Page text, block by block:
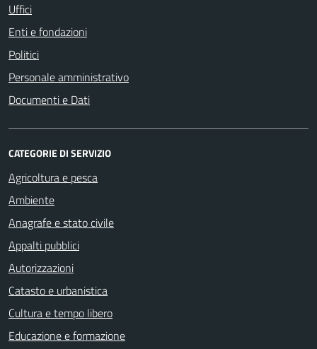
Uffici
Enti e fondazioni
Politici
Personale amministrativo
Documenti e Dati
CATEGORIE DI SERVIZIO
Agricoltura e pesca
Ambiente
Anagrafe e stato civile
Appalti pubblici
Autorizzazioni
Catasto e urbanistica
Cultura e tempo libero
Educazione e formazione